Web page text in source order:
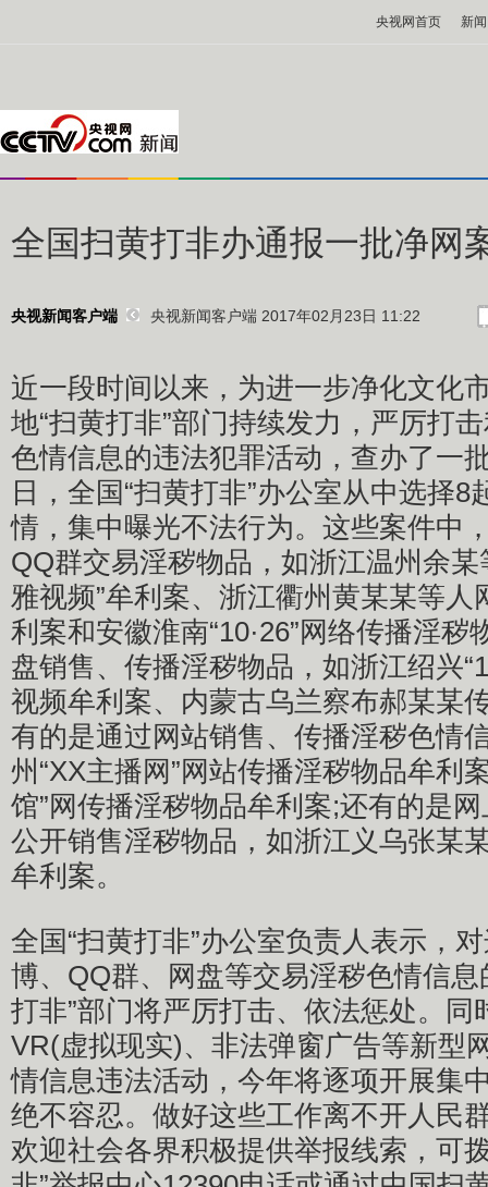
央视网首页 新闻
全国扫黄打非办通报一批净网
央视新闻客户端 央视新闻客户端 2017年02月23日 11:22
近一段时间以来，为进一步净化文化
地“扫黄打非”部门持续发力，严厉打
色情信息的违法犯罪活动，查办了一
日，全国“扫黄打非”办公室从中选择8
情，集中曝光不法行为。这些案件中
QQ群交易淫秽物品，如浙江温州余某
雅视频”牟利案、浙江衢州黄某某等人
利案和安徽淮南“10·26”网络传播淫
盘销售、传播淫秽物品，如浙江绍兴
视频牟利案、内蒙古乌兰察布郝某某
有的是通过网站销售、传播淫秽色情
州“XX主播网”网站传播淫秽物品牟利
馆”网传播淫秽物品牟利案;还有的是
公开销售淫秽物品，如浙江义乌张某
牟利案。
全国“扫黄打非”办公室负责人表示，
博、QQ群、网盘等交易淫秽色情信息
打非”部门将严厉打击、依法惩处。同
VR(虚拟现实)、非法弹窗广告等新型
情信息违法活动，今年将逐项开展集
绝不容忍。做好这些工作离不开人民
欢迎社会各界积极提供举报线索，可